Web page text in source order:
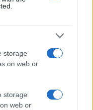
storage
on web or
storage
web or
απομακρύνει
προσοχή του
διαφημίσεων. Το
οι εικόνες του
να επανέλθετε στην
εικονίδιο.
(Newsprint, Notable